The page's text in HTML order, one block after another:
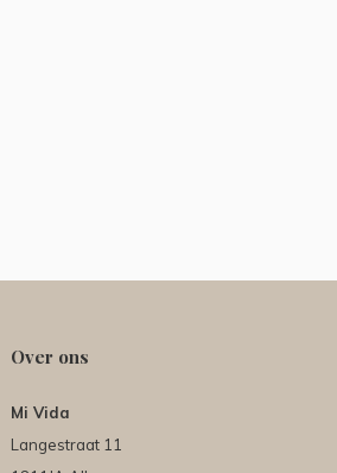
Over ons
Mi Vida
Langestraat 11